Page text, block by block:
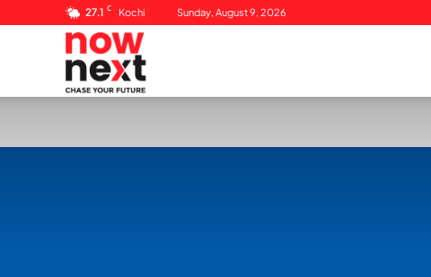
27.1 C Kochi Sunday, August 9, 2026